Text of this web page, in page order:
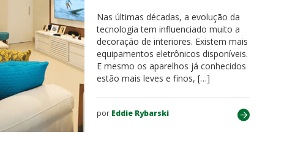
Nas últimas décadas, a evolução da
tecnologia tem influenciado muito a
decoração de interiores. Existem mais
equipamentos eletrônicos disponíveis.
E mesmo os aparelhos já conhecidos
estão mais leves e finos, […]
por Eddie Rybarski